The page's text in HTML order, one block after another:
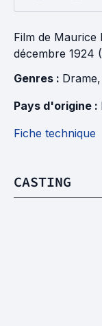
Film de Maurice
décembre 1924
Genres : Drame,
Pays d'origine :
Fiche technique
CASTING